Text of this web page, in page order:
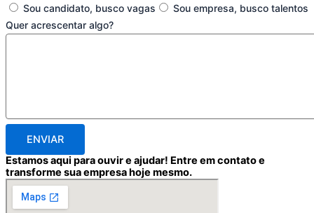
Sou candidato, busco vagas
Sou empresa, busco talentos
Quer acrescentar algo?
ENVIAR
Estamos aqui para ouvir e ajudar! Entre em contato e
transforme sua empresa hoje mesmo.